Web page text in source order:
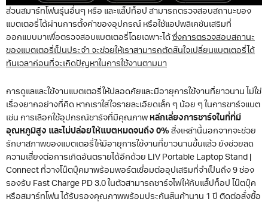
ส่วนสมาร์ทโฟนรุ่นอื่นๆ หรือ และแล็ปท็อป สามารถตรวจสอบสถานะของ
แบตเตอรี่ได้ผ่านการตั้งค่าของอุปกรณ์ หรือใช้แอปพลิเคชันเสริมที่
ออกแบบมาเพื่อตรวจสอบแบตเตอรี่โดยเฉพาะได้ ซึ่งการตรวจสอบสถานะ
ของแบตเตอรี่เป็นประจำ จะช่วยให้เราสามารถตัดสินใจเปลี่ยนแบตเตอรี่ได้
ทันเวลาก่อนที่จะเกิดปัญหาในการใช้งานตามมา
การดูแลและใช้งานแบตเตอรี่ให้ปลอดภัยและมีอายุการใช้งานที่ยาวนาน ไม่ใช่
เรื่องยากอย่างที่คิด หากเราใส่ใจรายละเอียดเล็ก ๆ น้อย ๆ ในการชาร์จแบต
เช่น การเลือกใช้อุปกรณ์ชาร์จที่มีคุณภาพ หลีกเลี่ยงการชาร์จในที่ที่มี
อุณหภูมิสูง และไม่ปล่อยให้แบตหมดจนถึง 0% สิ่งเหล่านี้นอกจากจะช่วย
รักษาสภาพของแบตเตอรี่ให้มีอายุการใช้งานที่ยาวนานขึ้นแล้ว ยังช่วยลด
ความเสี่ยงต่อการเกิดอันตรายได้อีกด้วย LIV Portable Laptop Stand |
Connect ที่วางโน๊ตบุ๊คมาพร้อมพอร์ตเชื่อมต่ออุปเสริมที่จำเป็นถึง 9 ช่อง
รองรับ Fast Charge PD 3.0 ในตัวสามารถชาร์จไฟให้กับแล็ปท็อป โน๊ตบุ๊ค
หรือสมาร์ทโฟน ได้รับรองคุณภาพพร้อมประกันสินค้านาน 1 ปี ติดต่อสั่งซื้อ